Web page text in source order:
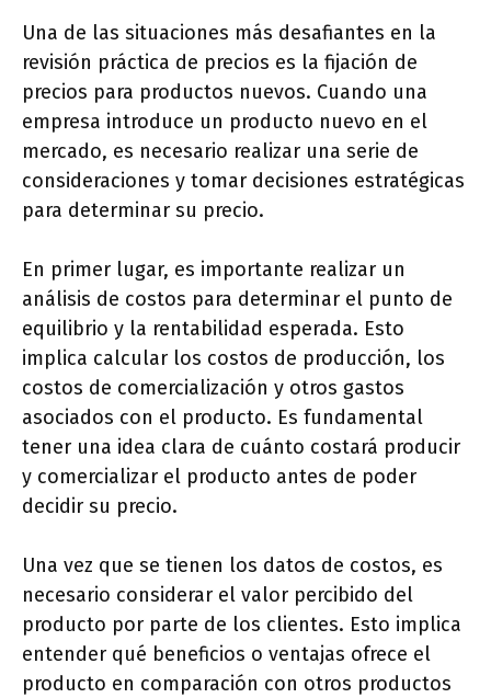
Una de las situaciones más desafiantes en la
revisión práctica de precios es la fijación de
precios para productos nuevos. Cuando una
empresa introduce un producto nuevo en el
mercado, es necesario realizar una serie de
consideraciones y tomar decisiones estratégicas
para determinar su precio.
En primer lugar, es importante realizar un
análisis de costos para determinar el punto de
equilibrio y la rentabilidad esperada. Esto
implica calcular los costos de producción, los
costos de comercialización y otros gastos
asociados con el producto. Es fundamental
tener una idea clara de cuánto costará producir
y comercializar el producto antes de poder
decidir su precio.
Una vez que se tienen los datos de costos, es
necesario considerar el valor percibido del
producto por parte de los clientes. Esto implica
entender qué beneficios o ventajas ofrece el
producto en comparación con otros productos